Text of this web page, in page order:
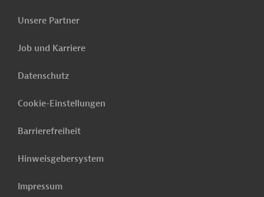
Unsere Partner
Job und Karriere
Datenschutz
Cookie-Einstellungen
Barrierefreiheit
Hinweisgebersystem
Impressum